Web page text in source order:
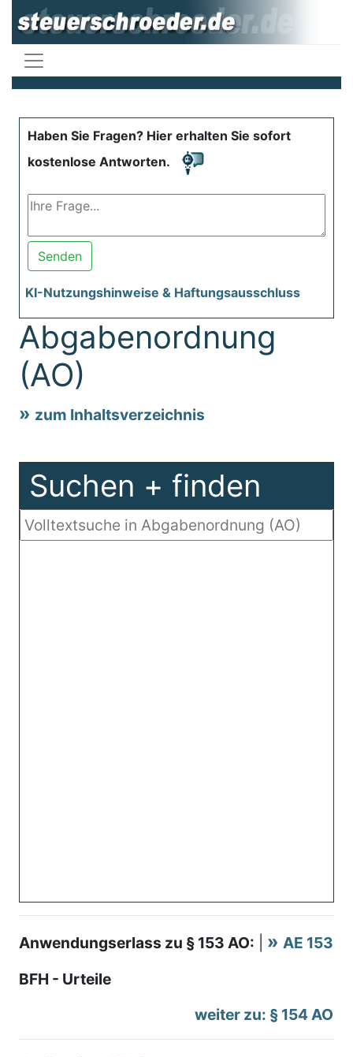
Haben Sie Fragen? Hier erhalten Sie sofort
kostenlose Antworten.
Senden
KI-Nutzungshinweise & Haftungsausschluss
Abgabenordnung
(AO)
zum Inhaltsverzeichnis
Suchen + finden
Anwendungserlass zu § 153 AO:
AE 153
BFH - Urteile
weiter zu: § 154 AO